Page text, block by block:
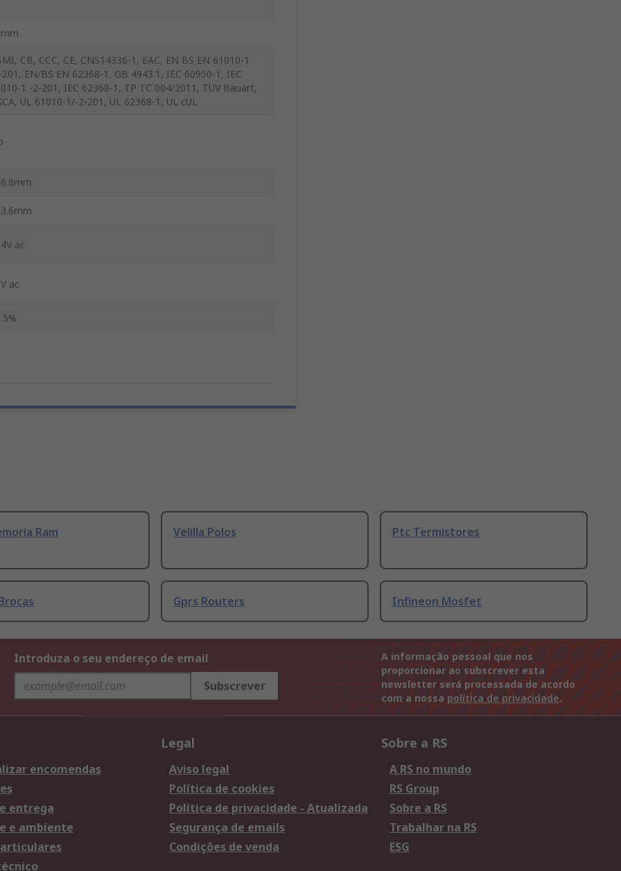
CB, CCC, CE, CNS14336-1, EAC, EN BS EN 61010-1
EN/BS EN 62368-1, GB 4943.1, IEC 60950-1, IEC
1 -2-201, IEC 62368-1, TP TC 004/2011, TUV Bauart,
UL 61010-1/-2-201, UL 62368-1, UL cUL
ac
ac
Ram Velilla Polos Ptc Termistores
Gprs Routers Infineon Mosfet
Introduza o seu endereço de email
Subscrever
A informação pessoal que nos
proporcionar ao subscrever esta
newsletter será processada de acordo
com a nossa política de privacidade.
encomendas
entrega
e ambiente
Legal
Aviso legal
Política de cookies
Política de privacidade - Atualizada
Segurança de emails
Condições de venda
Sobre a RS
A RS no mundo
RS Group
Sobre a RS
Trabalhar na RS
ESG